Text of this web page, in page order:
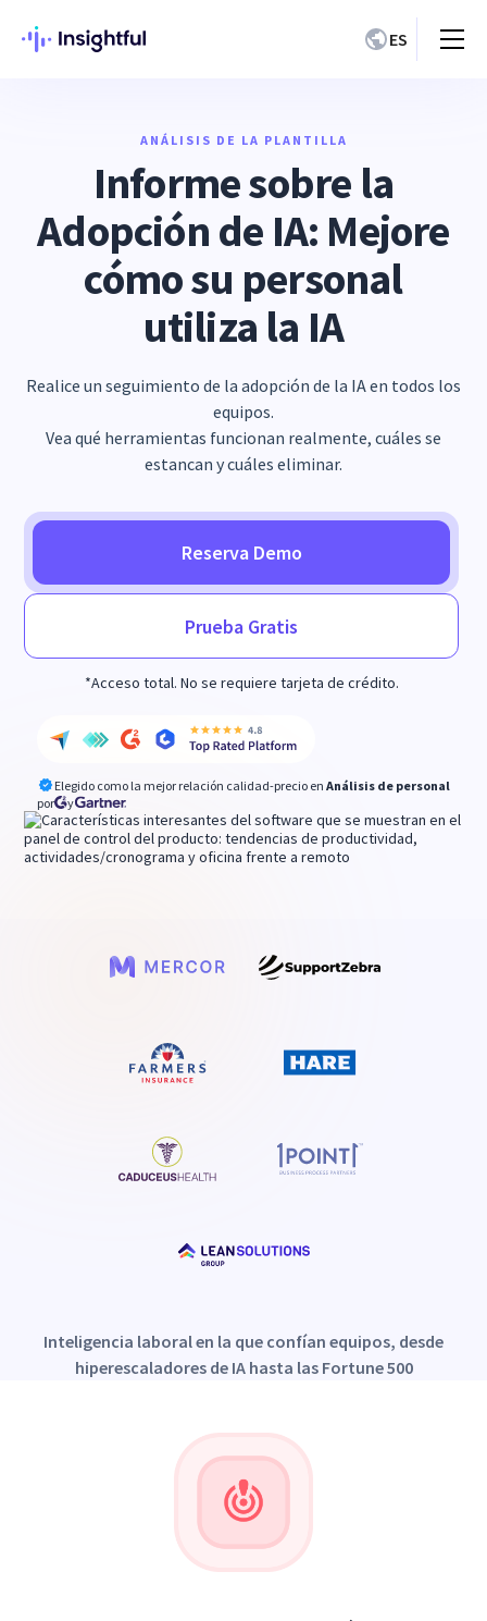
ES
ANÁLISIS DE LA PLANTILLA
Informe sobre la
Adopción de IA: Mejore
cómo su personal
utiliza la IA
Realice un seguimiento de la adopción de la IA en todos los
equipos.
Vea qué herramientas funcionan realmente, cuáles se
estancan y cuáles eliminar.
Reserva Demo
Prueba Gratis
*Acceso total. No se requiere tarjeta de crédito.
Elegido como la mejor relación calidad-precio en Análisis de personal
por
y
Inteligencia laboral en la que confían equipos, desde
hiperescaladores de IA hasta las Fortune 500